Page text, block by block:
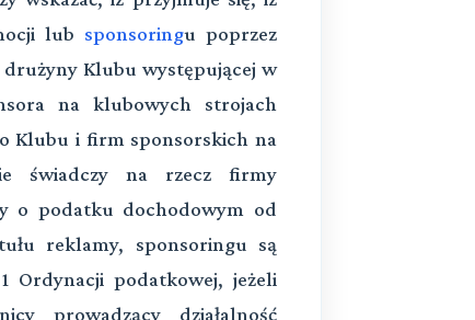
lub sponsoringu poprzez
Klubu występującej w
na klubowych strojach
Klubu i firm sponsorskich na
świadczy na rzecz firmy
o podatku dochodowym od
reklamy, sponsoringu są
Ordynacji podatkowej, jeżeli
prowadzący działalność